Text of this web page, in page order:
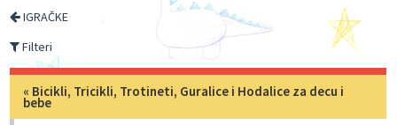
IGRAČKE
Filteri
« Bicikli, Tricikli, Trotineti, Guralice i Hodalice za decu i
bebe